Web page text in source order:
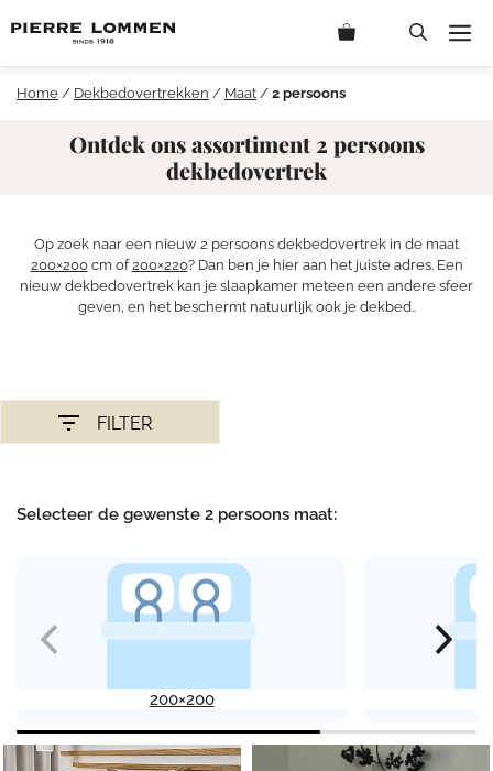
naar
Home / Dekbedovertrekken / Maat / 2 persoons
Ontdek ons assortiment 2 persoons
dekbedovertrek
Op zoek naar een nieuw 2 persoons dekbedovertrek in de maat
200×200cm of200×220? Dan ben je hier aan het juiste adres. Een
nieuw dekbedovertrek kan je slaapkamer meteen een andere sfeer
geven, en het beschermt natuurlijk ook je dekbed..
FILTER
Selecteer de gewenste 2 persoons maat:
200×200